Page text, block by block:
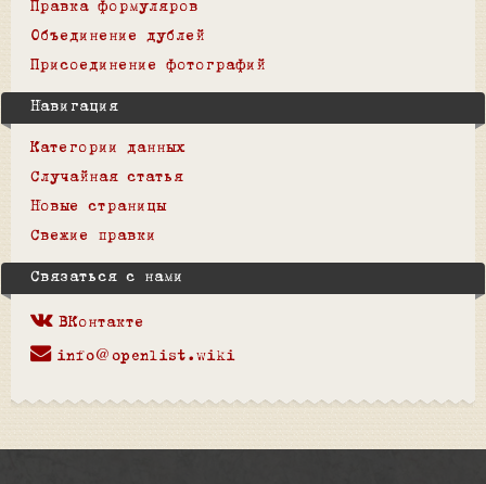
Правка формуляров
Объединение дублей
Присоединение фотографий
Навигация
Категории данных
Случайная статья
Новые страницы
Свежие правки
Связаться с нами
ВКонтакте
info@openlist.wiki